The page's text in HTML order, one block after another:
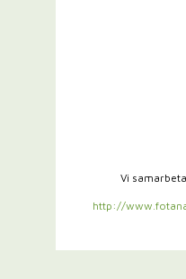
Vi
http://